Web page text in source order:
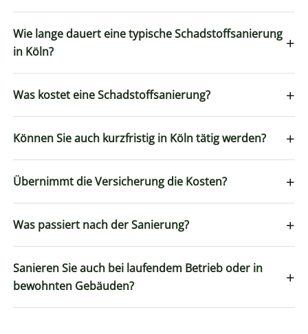
Wie lange dauert eine typische Schadstoffsanierung
in Köln?
+
Was kostet eine Schadstoffsanierung? +
Können Sie auch kurzfristig in Köln tätig werden? +
Übernimmt die Versicherung die Kosten? +
Was passiert nach der Sanierung? +
Sanieren Sie auch bei laufendem Betrieb oder in
bewohnten Gebäuden?
+